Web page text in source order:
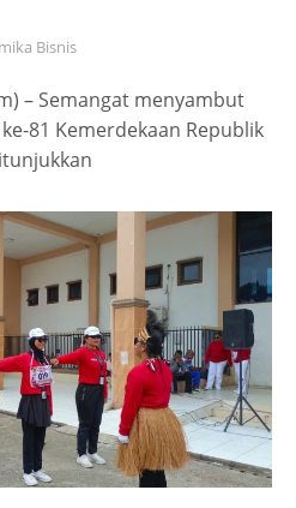
Bisnis
– Semangat menyambut
81 Kemerdekaan Republik